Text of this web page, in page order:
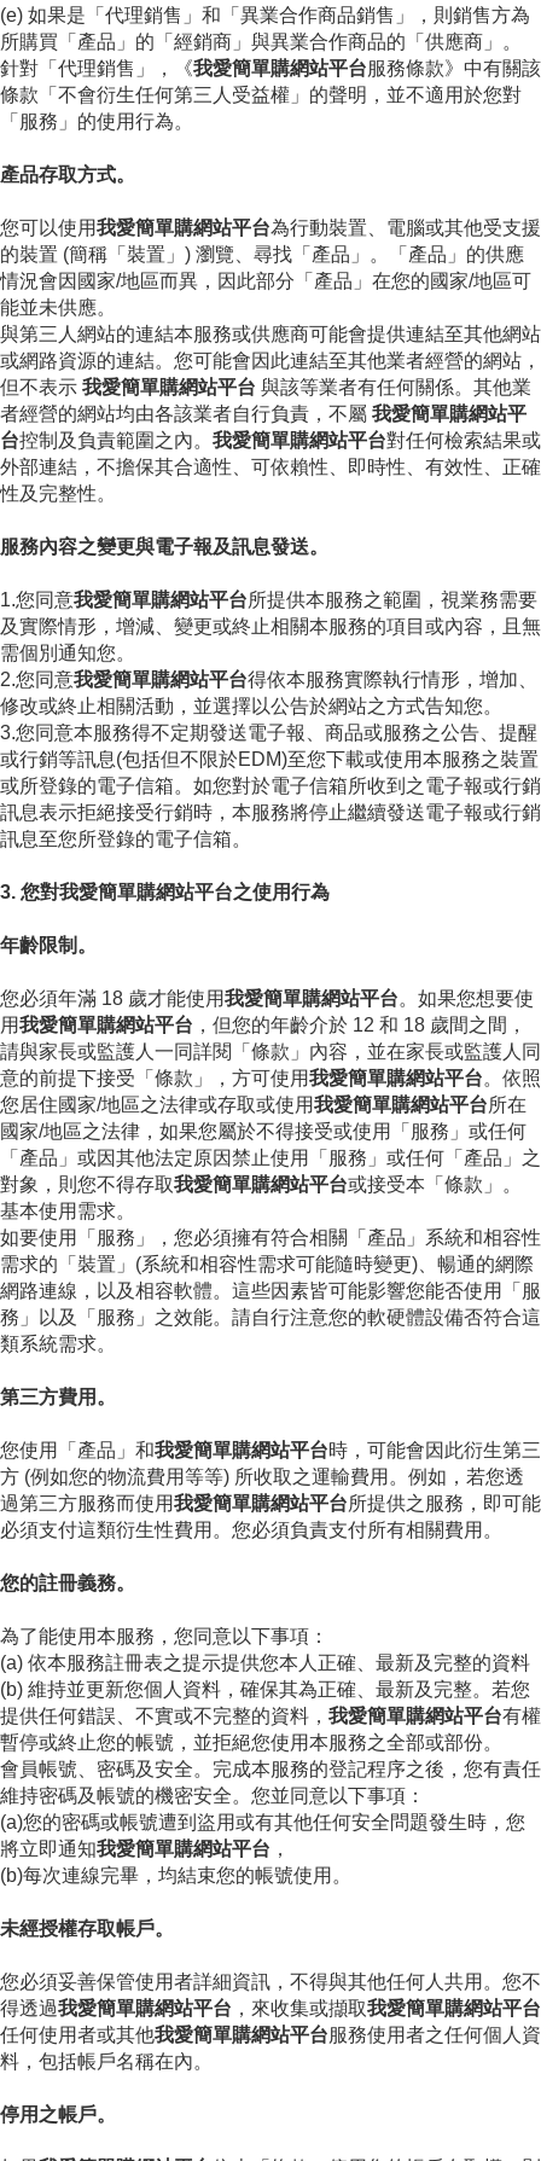
(e) 如果是「代理銷售」和「異業合作商品銷售」，則銷售方為
所購買「產品」的「經銷商」與異業合作商品的「供應商」。
針對「代理銷售」，《我愛簡單購網站平台服務條款》中有關該
條款「不會衍生任何第三人受益權」的聲明，並不適用於您對
「服務」的使用行為。
產品存取方式。
您可以使用我愛簡單購網站平台為行動裝置、電腦或其他受支援
的裝置 (簡稱「裝置」) 瀏覽、尋找「產品」。「產品」的供應
情況會因國家/地區而異，因此部分「產品」在您的國家/地區可
能並未供應。
與第三人網站的連結本服務或供應商可能會提供連結至其他網站
或網路資源的連結。您可能會因此連結至其他業者經營的網站，
但不表示 我愛簡單購網站平台 與該等業者有任何關係。其他業
者經營的網站均由各該業者自行負責，不屬 我愛簡單購網站平
台控制及負責範圍之內。 我愛簡單購網站平台對任何檢索結果或
外部連結，不擔保其合適性、可依賴性、即時性、有效性、正確
性及完整性。
服務內容之變更與電子報及訊息發送。
1.您同意我愛簡單購網站平台所提供本服務之範圍，視業務需要
及實際情形，增減、變更或終止相關本服務的項目或內容，且無
需個別通知您。
2.您同意我愛簡單購網站平台得依本服務實際執行情形，增加、
修改或終止相關活動，並選擇以公告於網站之方式告知您。
3.您同意本服務得不定期發送電子報、商品或服務之公告、提醒
或行銷等訊息(包括但不限於EDM)至您下載或使用本服務之裝置
或所登錄的電子信箱。如您對於電子信箱所收到之電子報或行銷
訊息表示拒絕接受行銷時，本服務將停止繼續發送電子報或行銷
訊息至您所登錄的電子信箱。
3. 您對我愛簡單購網站平台之使用行為
年齡限制。
您必須年滿 18 歲才能使用我愛簡單購網站平台。如果您想要使
用我愛簡單購網站平台 ，但您的年齡介於 12 和 18 歲間之間，
請與家長或監護人一同詳閱「條款」內容，並在家長或監護人同
意的前提下接受「條款」，方可使用我愛簡單購網站平台。依照
您居住國家/地區之法律或存取或使用我愛簡單購網站平台所在
國家/地區之法律，如果您屬於不得接受或使用「服務」或任何
「產品」或因其他法定原因禁止使用「服務」或任何「產品」之
對象，則您不得存取我愛簡單購網站平台或接受本「條款」。
基本使用需求。
如要使用「服務」，您必須擁有符合相關「產品」系統和相容性
需求的「裝置」(系統和相容性需求可能隨時變更)、暢通的網際
網路連線，以及相容軟體。這些因素皆可能影響您能否使用「服
務」以及「服務」之效能。請自行注意您的軟硬體設備否符合這
類系統需求。
第三方費用。
您使用「產品」和我愛簡單購網站平台時，可能會因此衍生第三
方 (例如您的物流費用等等) 所收取之運輸費用。例如，若您透
過第三方服務而使用我愛簡單購網站平台所提供之服務，即可能
必須支付這類衍生性費用。您必須負責支付所有相關費用。
您的註冊義務。
為了能使用本服務，您同意以下事項：
(a) 依本服務註冊表之提示提供您本人正確、最新及完整的資料
(b) 維持並更新您個人資料，確保其為正確、最新及完整。若您
提供任何錯誤、不實或不完整的資料， 我愛簡單購網站平台有權
暫停或終止您的帳號，並拒絕您使用本服務之全部或部份。
會員帳號、密碼及安全。完成本服務的登記程序之後，您有責任
維持密碼及帳號的機密安全。您並同意以下事項：
(a)您的密碼或帳號遭到盜用或有其他任何安全問題發生時，您
將立即通知我愛簡單購網站平台 ，
(b)每次連線完畢，均結束您的帳號使用。
未經授權存取帳戶。
您必須妥善保管使用者詳細資訊，不得與其他任何人共用。您不
得透過我愛簡單購網站平台 ，來收集或擷取我愛簡單購網站平台
任何使用者或其他我愛簡單購網站平台服務使用者之任何個人資
料，包括帳戶名稱在內。
停用之帳戶。